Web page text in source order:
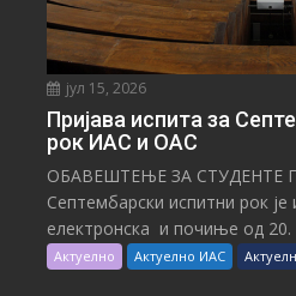
јул 15, 2026
Пријава испита за
рок ИАС и ОАС
ОБАВЕШТЕЊЕ ЗА СТУДЕНТЕ
Септембарски испитни рок
електронска и почиње од 20.
Актуелно Актуелно ИАС